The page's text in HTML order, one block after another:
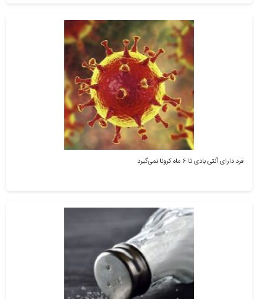
فرد دارای آنتی بادی تا ۶ ماه کرونا نمی‌گیرد